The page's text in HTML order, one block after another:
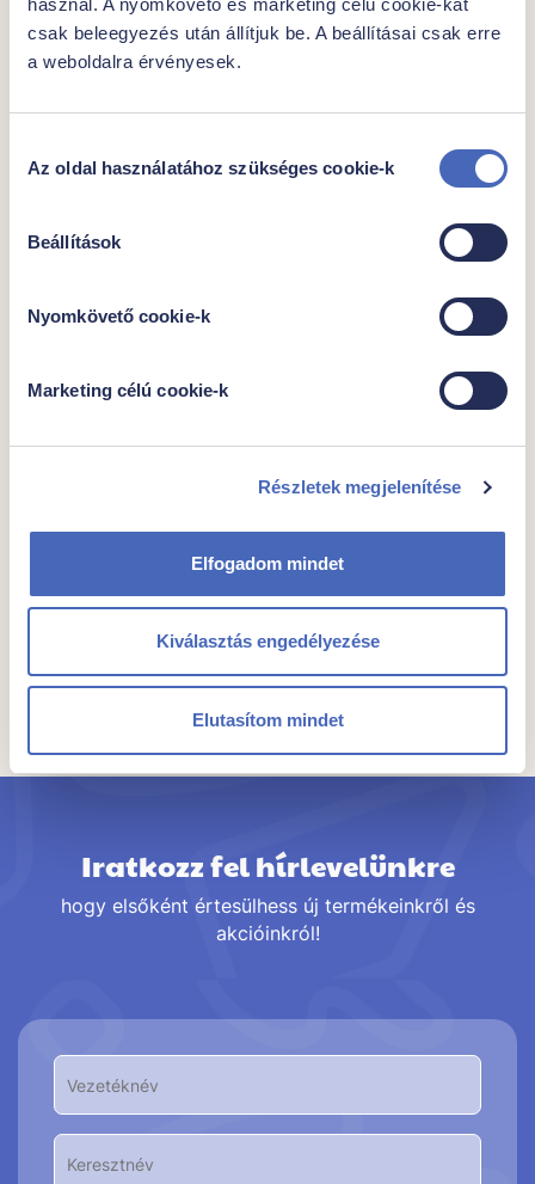
csak beleegyezés után állítjuk be. A beállításai csak erre
a weboldalra érvényesek.
kiválasztása
Az oldal használatához szükséges cookie-k
Beállítások
Nyomkövető cookie-k
Marketing célú cookie-k
Részletek megjelenítése
Elfogadom mindet
Kiválasztás engedélyezése
Elutasítom mindet
| |
Panírozott halfilé rudak
Egységár
1999 ft
Kocsiba
Iratkozz fel hírlevelünkre
hogy elsőként értesülhess új termékeinkről és
akcióinkról!